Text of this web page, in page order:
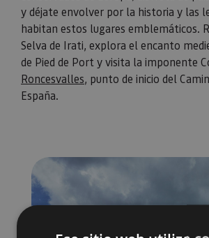
y déjate envolver por la historia y las
habitan estos lugares emblemáticos.
Selva de Irati, explora el encanto
de Pied de Port y visita la imponente
Roncesvalles, punto de inicio del
España.